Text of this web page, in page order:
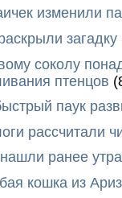
изменили
загадку
соколу
птенцов
паук
рассчитали
ранее
кошка из